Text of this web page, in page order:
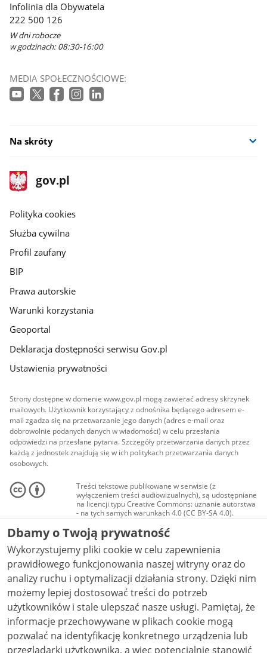
Infolinia dla Obywatela
222 500 126
W dni robocze
w godzinach: 08:30-16:00
MEDIA SPOŁECZNOŚCIOWE:
Na skróty
stopka
gov.pl
Strona
gov.pl
gov.pl
Polityka cookies
Służba cywilna
Profil zaufany
BIP
Prawa autorskie
Warunki korzystania
Geoportal
Deklaracja dostępności serwisu Gov.pl
Ustawienia prywatności
Strony dostępne w domenie www.gov.pl mogą zawierać adresy skrzynek
mailowych. Użytkownik korzystający z odnośnika będącego adresem e-
mail zgadza się na przetwarzanie jego danych (adres e-mail oraz
dobrowolnie podanych danych w wiadomości) w celu przesłania
odpowiedzi na przesłane pytania. Szczegóły przetwarzania danych przez
każdą z jednostek znajdują się w ich politykach przetwarzania danych
osobowych.
Treści tekstowe publikowane w serwisie (z
wyłączeniem treści audiowizualnych), są udostępniane
na licencji typu Creative Commons: uznanie autorstwa
- na tych samych warunkach 4.0 (CC BY-SA 4.0).
Materiały audiowizualne, w tym zdjęcia, materiały
audio i wideo, są udostępniane na licencji typu
Creative Commons: uznanie autorstwa użycie
niekomercyjne - bez utworów zależnych 4.0 (CC BY-
NC-ND 4.0), o ile nie jest to stwierdzone inaczej.
Dbamy o Twoją prywatność
Wykorzystujemy pliki cookie w celu zapewnienia
prawidłowego funkcjonowania naszej witryny oraz do
analizy ruchu i optymalizacji działania strony. Dzięki nim
możemy lepiej dostosować treści do potrzeb
użytkowników i stale ulepszać nasze usługi. Pamiętaj, że
informacje przechowywane w plikach cookie mogą
pozwalać na identyfikację konkretnego urządzenia lub
przeglądarki użytkownika, a więc potencjalnie stanowić